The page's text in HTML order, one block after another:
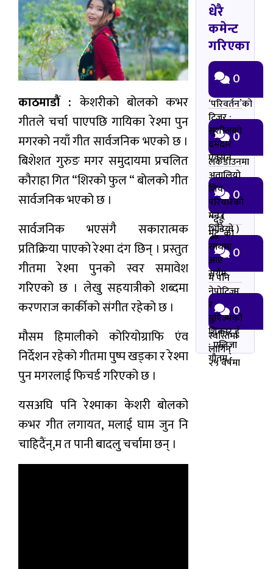
काठमाडौं :केशरीको बोलको कभर
गीतले चर्चा पाएपछि गायिका रेश्मा पुन
मगरको नयाँ गीत सार्वजनिक भएको छ ।
बिशेशत गुरुङ मगर समुदायमा प्रचलित
कौराहा गित “शिरको फुल “ बोलको गीत
सार्वजनिक भएको छ ।
सार्वजनिक भएसंगै सकारात्मक
प्रतिक्रिया पाएको रेश्मा दंग छिन् । प्रस्तुत
गीतमा रेश्मा पुनको स्वर समावेश
गरिएको छ । लेखु सहयात्रीको शब्दमा
करणराज कार्कीको संगीत रहेको छ ।
मौसम हिमालीको कोरियोग्राफि एंव
निर्देशन रहेको गीतमा पुष्प खड्का र रेश्मा
पुन मगरलाई फिचर्ड गरिएको छ ।
यसअघि पनि रेश्माका केशरी बोलको
कभर गीत लगायत, मलाई घाम जुन नि
चाहिदैंन्,म त पानी बादलु चर्चामा छन् ।
धेरै
कमेन्ट
गरिएका
0
‘परिवर्तन’को
टिजर :
सुशीलको
दमदार
एक्सन
0
लकडाउनमा
अतालियो
शिव
परियारको
मन (
भिडियो )
0
“दुई
मुटु”को
साथमा
आए
सर्गम
0
म पनि
नेपोटिज्म
र
ग्रुपिज्मको
शिकार हुँ
: एलिजा
गौतम
0
स्वस्तिमा
लागिन्
२५ वर्षमा